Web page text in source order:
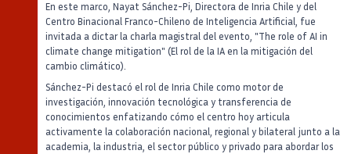
En este marco, Nayat Sánchez-Pi, Directora de Inria Chile y del
Centro Binacional Franco-Chileno de Inteligencia Artificial, fue
invitada a dictar la charla magistral del evento, "The role of AI in
climate change mitigation" (El rol de la IA en la mitigación del
cambio climático).
Sánchez-Pi destacó el rol de Inria Chile como motor de
investigación, innovación tecnológica y transferencia de
conocimientos enfatizando cómo el centro hoy articula
activamente la colaboración nacional, regional y bilateral junto a la
academia, la industria, el sector público y privado para abordar los